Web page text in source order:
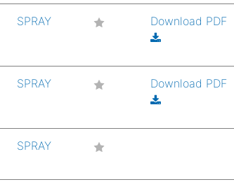
SPRAY Download PDF
SPRAY Download PDF
SPRAY